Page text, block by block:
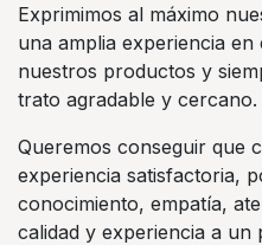
Exprimimos al máximo
una amplia experiencia
nuestros productos y
trato agradable y cercano.
Queremos conseguir que
experiencia satisfactoria,
conocimiento, empatía,
calidad y experiencia a un